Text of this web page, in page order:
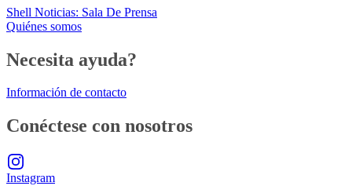
Shell Noticias: Sala De Prensa
Quiénes somos
Necesita ayuda?
Información de contacto
Conéctese con nosotros
Instagram